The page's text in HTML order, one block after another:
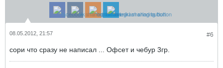
#6
08.05.2012, 21:57
сори что сразу не написал ... Офсет и чебур 3гр.